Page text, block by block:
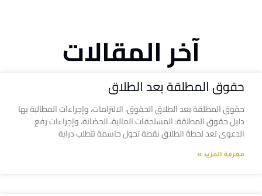
آخر المقالات
حقوق المطلقة بعد الطلاق
حقوق المطلقة بعد الطلاق الحقوق، الالتزامات، وإجراءات المطالبة بها
دليل حقوق المطلقة: المستحقات المالية، الحضانة، وإجراءات رفع
الدعوى تعد لحظة الطلاق نقطة تحول حاسمة تتطلب دراية
معرفة المزيد »